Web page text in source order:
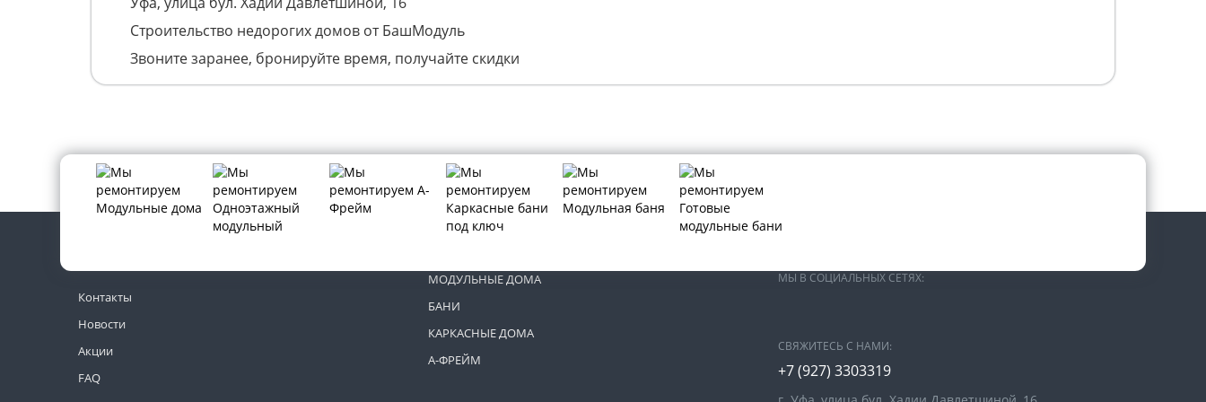
Строительство недорогих домов от БашМодуль
Звоните заранее, бронируйте время, получайте скидки
Контакты
Новости
Акции
FAQ
МОДУЛЬНЫЕ ДОМА
БАНИ
КАРКАСНЫЕ ДОМА
А-ФРЕЙМ
МЫ В СОЦИАЛЬНЫХ СЕТЯХ:
СВЯЖИТЕСЬ С НАМИ:
+7 (927) 3303319